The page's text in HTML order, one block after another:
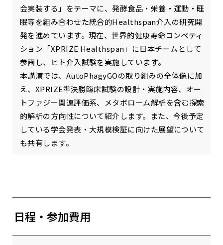
会実装する」をテーマに、発酵食品・栄養・運動・睡
眠等を組み合わせた統合的Healthspan介入の研究開
発を進めています。現在、世界的健康寿命コンペティ
ション「XPRIZE Healthspan」に日本チームとして
参画し、ヒト介入試験を実施しています。
本講演では、AutoPhagyGOの取り組みの全体像に加
え、XPRIZE準決勝臨床試験の設計・実施内容、オー
トファジー関連評価系、メタボローム解析を含む探索
的解析の方向性について紹介します。また、今後予定
している学会発表・大規模検証に向けた展望について
も共有します。
日程・参加費用